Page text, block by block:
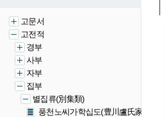
고문서
고전적
경부
사부
자부
집부
별집류(別集類)
풍천노씨가학십도(豊川盧氏家學十圖)